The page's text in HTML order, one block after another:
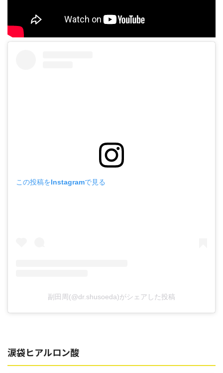
この投稿をInstagramで見る
副田周(@dr.shusoeda)がシェアした投稿
涙袋ヒアルロン酸